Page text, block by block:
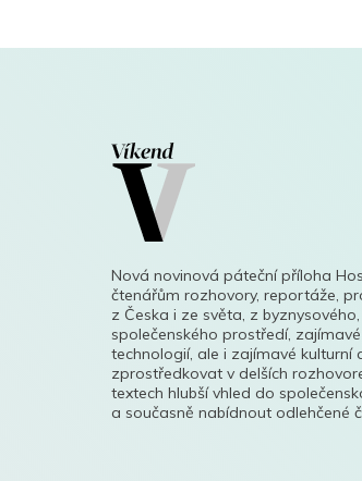
Nová novinová páteční příloha
čtenářům rozhovory, reportáže,
z Česka i ze světa, z
společenského prostředí,
technologií, ale i zajímavé kulturní
zprostředkovat v delších
textech hlubší vhled do
a současně nabídnout odlehčené